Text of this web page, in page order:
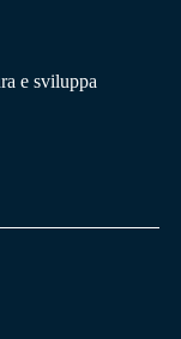
e sviluppa